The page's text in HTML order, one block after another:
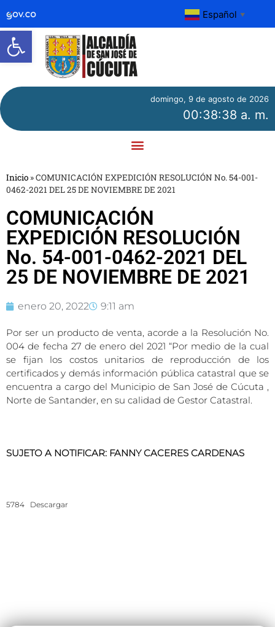
Abrir barra de herramientas
Español ▼
domingo, 9 de agosto de 2026
00:38:38 a. m.
Inicio »COMUNICACIÓN EXPEDICIÓN RESOLUCIÓN No. 54-001-
0462-2021 DEL 25 DE NOVIEMBRE DE 2021
COMUNICACIÓN
EXPEDICIÓN RESOLUCIÓN
No. 54-001-0462-2021 DEL
25 DE NOVIEMBRE DE 2021
enero 20, 2022 9:11 am
Por ser un producto de venta, acorde a la Resolución No.
004 de fecha 27 de enero del 2021 “Por medio de la cual
se fijan los costos unitarios de reproducción de los
certificados y demás información pública catastral que se
encuentra a cargo del Municipio de San José de Cúcuta ,
Norte de Santander, en su calidad de Gestor Catastral.
SUJETO A NOTIFICAR: FANNY CACERES CARDENAS
5784 Descargar